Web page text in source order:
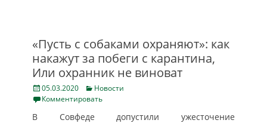
«Пусть с собаками охраняют»: как
накажут за побеги с карантина,
Или охранник не виноват
Posted
on
05.03.2020 Categories
Новости
Комментировать
В Совфеде допустили ужесточение